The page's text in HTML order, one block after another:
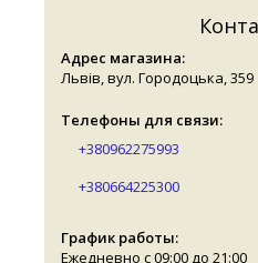
Адрес магазина:
Львів, вул. Городоцька, 359
Телефоны для связи:
+380962275993
+380664225300
График работы:
Ежедневно с 09:00 до 21:00